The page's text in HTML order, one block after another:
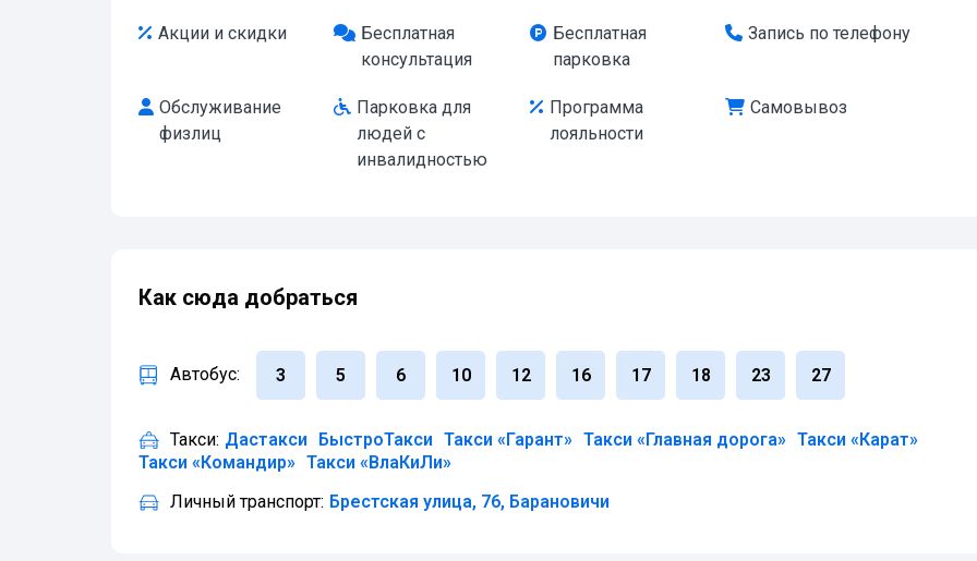
Акции и скидки
Бесплатная
консультация
Бесплатная
парковка
Запись по телефону
Обслуживание
физлиц
Парковка для
людей с
инвалидностью
Программа
лояльности
Самовывоз
Как сюда добраться
Автобус: 3 5 6 10 12 16 17 18 23 27
Такси: Дастакси БыстроТакси Такси «Гарант» Такси «Главная дорога» Такси «Карат»
Такси «Командир» Такси «ВлаКиЛи»
Личный транспорт: Брестская улица, 76, Барановичи